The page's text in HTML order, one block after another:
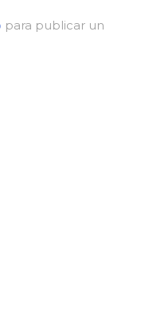
para publicar un